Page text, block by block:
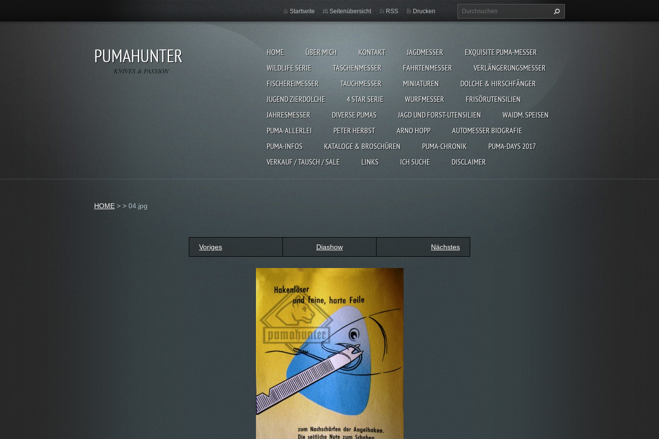
PUMAHUNTER
KNIVES & PASSION
HOME ÜBER MICH KONTAKT JAGDMESSER
EXQUISITE PUMA-MESSER
WILDLIFE SERIE
TASCHENMESSER FAHRTENMESSER
VERLÄNGERUNGSMESSER
FISCHEREIMESSER
TAUCHMESSER MINIATUREN
DOLCHE & HIRSCHFÄNGER
JUGEND ZIERDOLCHE
4 STAR SERIE WURFMESSER
FRISÖRUTENSILIEN
JAHRESMESSER
DIVERSE PUMAS JAGD UND FORST-UTENSILIEN
WAIDM. SPEISEN
PUMA-ALLERLEI
PETER HERBST ARNO HOPP
AUTOMESSER BIOGRAFIE
PUMA-INFOS
KATALOGE & BROSCHÜREN PUMA-CHRONIK
PUMA-DAYS 2017
VERKAUF / TAUSCH / SALE
LINKS ICH SUCHE DISCLAIMER
Startseite Seitenübersicht RSS Drucken
HOME > > 04.jpg
Voriges Diashow Nächstes